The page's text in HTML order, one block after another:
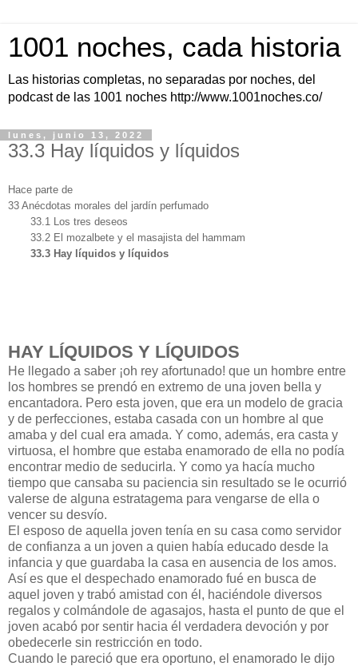
1001 noches, cada historia
Las historias completas, no separadas por noches, del
podcast de las 1001 noches http://www.1001noches.co/
lunes, junio 13, 2022
33.3 Hay líquidos y líquidos
Hace parte de
33 Anécdotas morales del jardín perfumado
33.1 Los tres deseos
33.2 El mozalbete y el masajista del hammam
33.3 Hay líquidos y líquidos
HAY LÍQUIDOS Y LÍQUIDOS
He llegado a saber ¡oh rey afortunado! que un hombre entre
los hombres se prendó en extremo de una joven bella y
encantadora. Pero esta joven, que era un modelo de gracia
y de perfecciones, estaba casada con un hombre al que
amaba y del cual era amada. Y como, además, era casta y
virtuosa, el hombre que estaba enamorado de ella no podía
encontrar medio de seducirla. Y como ya hacía mucho
tiempo que cansaba su paciencia sin resultado se le ocurrió
valerse de alguna estratagema para vengarse de ella o
vencer su desvío.
El esposo de aquella joven tenía en su casa como servidor
de confianza a un joven a quien había educado desde la
infancia y que guardaba la casa en ausencia de los amos.
Así es que el despechado enamorado fué en busca de
aquel joven y trabó amistad con él, haciéndole diversos
regalos y colmándole de agasajos, hasta el punto de que el
joven acabó por sentir hacia él verdadera devoción y por
obedecerle sin restricción en todo.
Cuando le pareció que era oportuno, el enamorado le dijo